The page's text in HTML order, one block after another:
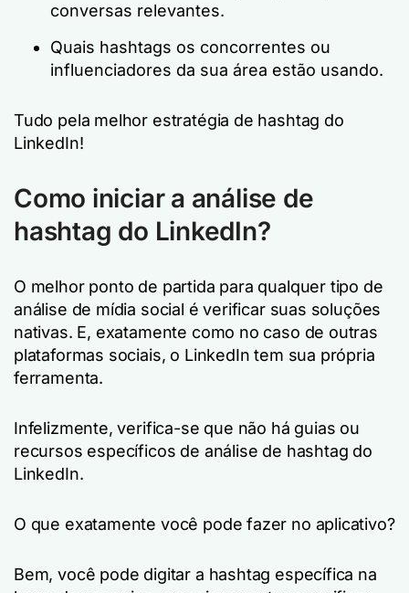
conversas relevantes.
Quais hashtags os concorrentes ou
influenciadores da sua área estão usando.
Tudo pela melhor estratégia de hashtag do
LinkedIn!
Como iniciar a análise de
hashtag do LinkedIn?
O melhor ponto de partida para qualquer tipo de
análise de mídia social é verificar suas soluções
nativas. E, exatamente como no caso de outras
plataformas sociais, o LinkedIn tem sua própria
ferramenta.
Infelizmente, verifica-se que não há guias ou
recursos específicos de análise de hashtag do
LinkedIn.
O que exatamente você pode fazer no aplicativo?
Bem, você pode digitar a hashtag específica na